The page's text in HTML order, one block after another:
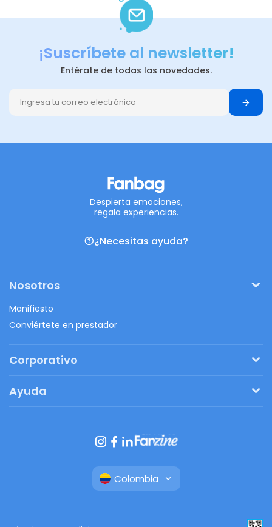
¡Suscríbete al newsletter!
Entérate de todas las novedades.
Despierta emociones,
regala experiencias.
¿Necesitas ayuda?
Nosotros
Manifiesto
Conviértete en prestador
Corporativo
Regalos originales
Ayuda
Botón de arrepentimiento
Colombia